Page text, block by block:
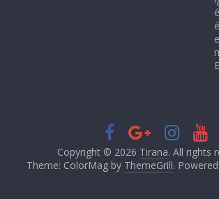
Copyright © 2026 Tirana. All rights
Theme: ColorMag by ThemeGrill.